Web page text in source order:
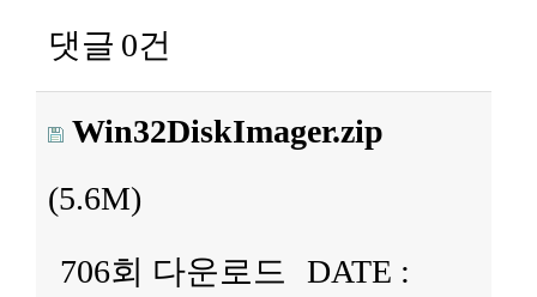
댓글 0건
Win32DiskImager.zip
(5.6M)
706회 다운로드
DATE :